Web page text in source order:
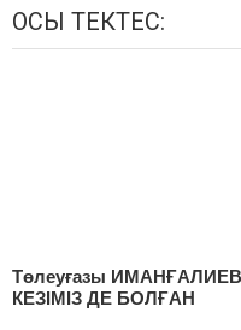
ОСЫ ТЕКТЕС:
Төлеуғазы
КЕЗІМІЗ ДЕ БОЛҒАН